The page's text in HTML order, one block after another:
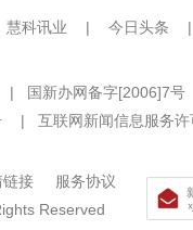
慧科讯业 | 今日头条 |
| 国新办网备字[2006]7号
| 互联网新闻信息服务
链接
服务协议
Reserved